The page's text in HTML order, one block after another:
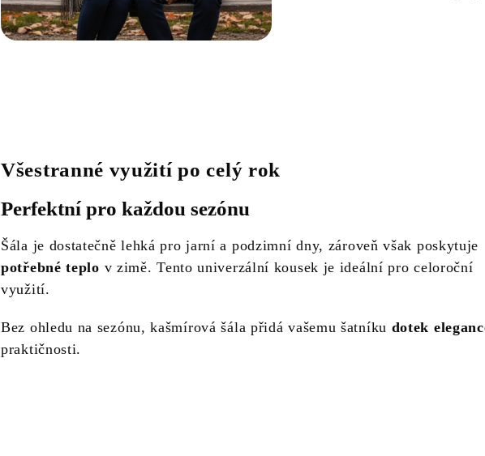
Všestranné využití po celý rok
Perfektní pro každou sezónu
Šála je dostatečně lehká pro jarní a podzimní dny, zároveň však poskytuje
potřebné teplo v zimě. Tento univerzální kousek je ideální pro celoroční
využití.
Bez ohledu na sezónu, kašmírová šála přidá vašemu šatníku dotek
praktičnosti.